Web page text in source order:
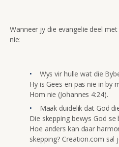
Wanneer jy die evangelie deel
nie:
Wys vir hulle wat die
Hy is Gees en pas nie in by
Hom nie (Johannes 4:24).
Maak duidelik dat God
Die skepping bewys God
Hoe anders kan daar
skepping? Creation.com sal